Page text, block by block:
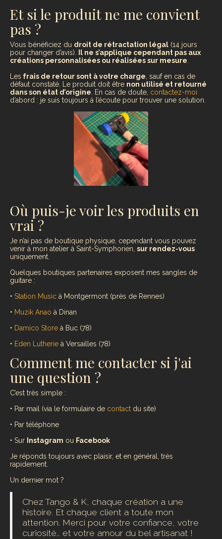
Et si le produit ne me convient
pas ?
Vous bénéficiez du droit de rétractation légal (14 jours
pour changer d’avis).
Il ne s’applique cependant pas aux
créations personnalisées ou réalisées sur mesure
Les frais de retour sont à votre charge , sauf en cas de
défaut constaté. Le produit doit être non utilisé et retourné
dans son état d’origine . En cas de doute, contactez-moi
d’abord : je suis toujours à l’écoute pour trouver une solution.
Où puis-je voir les produits en
vrai ?
Je n’ai pas de boutique physique, cependant vous pouvez
venir à mon atelier à Saint-Symphorien, sur rendez-vous
uniquement.
Quelques boutiques partenaires exposent mes sangles de
guitare :
• Station Music à Montgermont (près de Rennes)
• Muzik Anao à Dinan
• Damico Store à Buc (78)
• Eden Lutherie à Versailles (78)
Comment me contacter si j'ai
une question ?
C’est très simple :
• Par mail (via le formulaire de contact du site)
• Par téléphone
• Sur Instagram ou Facebook
Je réponds toujours avec plaisir, et en général, très
rapidement.
Un dernier mot ?
Chez Tango & K, chaque création a une
histoire. Et chaque client a toute mon
attention. Merci pour votre confiance, votre
curiosité… et votre amour du bel artisanat !